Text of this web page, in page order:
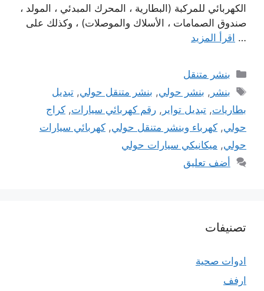
الكهربائي للمركبة (البطارية ، المحرك المبدئي ، المولد ،
صندوق الصمامات ، الأسلاك والموصلات) ، وكذلك على
… اقرأ المزيد
التصنيفات
بنشر متنقل
الوسوم
بنشر , بنشر حولي, بنشر متنقل حولي,تبديل
بطاريات, تبديل تواير , رقم كهربائي سيارات, كراج
حولي, كهرباء وبنشر متنقل حولي, كهربائي سيارات
حولي, ميكانيكي سيارات حولي
أضف تعليق
تصنيفات
ادوات صحية
ارفف